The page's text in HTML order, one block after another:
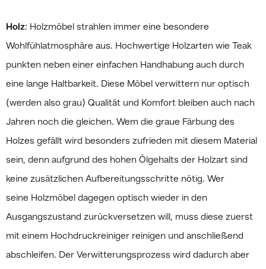
Holz: Holzmöbel strahlen immer eine besondere
Wohlfühlatmosphäre aus. Hochwertige Holzarten wie Teak
punkten neben einer einfachen Handhabung auch durch
eine lange Haltbarkeit. Diese Möbel verwittern nur optisch
(werden also grau) Qualität und Komfort bleiben auch nach
Jahren noch die gleichen. Wem die graue Färbung des
Holzes gefällt wird besonders zufrieden mit diesem Material
sein, denn aufgrund des hohen Ölgehalts der Holzart sind
keine zusätzlichen Aufbereitungsschritte nötig. Wer
seine Holzmöbel dagegen optisch wieder in den
Ausgangszustand zurückversetzen will, muss diese zuerst
mit einem Hochdruckreiniger reinigen und anschließend
abschleifen. Der Verwitterungsprozess wird dadurch aber